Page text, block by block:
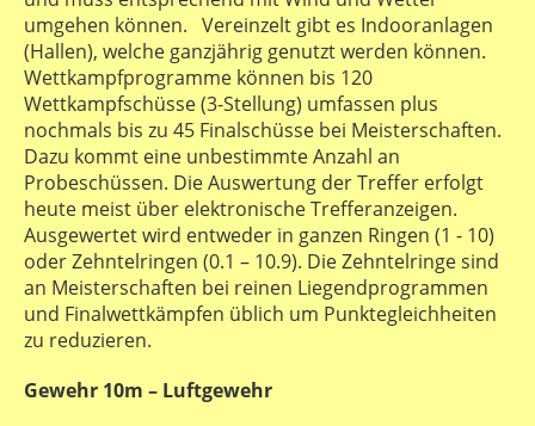
umgehen können. Vereinzelt gibt es Indooranlagen
(Hallen), welche ganzjährig genutzt werden können.
Wettkampfprogramme können bis 120
Wettkampfschüsse (3-Stellung) umfassen plus
nochmals bis zu 45 Finalschüsse bei Meisterschaften.
Dazu kommt eine unbestimmte Anzahl an
Probeschüssen. Die Auswertung der Treffer erfolgt
heute meist über elektronische Trefferanzeigen.
Ausgewertet wird entweder in ganzen Ringen (1 - 10)
oder Zehntelringen (0.1 – 10.9). Die Zehntelringe sind
an Meisterschaften bei reinen Liegendprogrammen
und Finalwettkämpfen üblich um Punktegleichheiten
zu reduzieren.
Gewehr 10m – Luftgewehr